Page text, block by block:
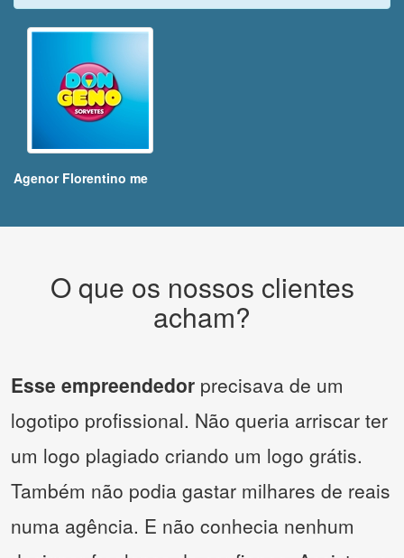
Agenor Florentino me
O que os nossos clientes
acham?
Esse empreendedor precisava de um
logotipo profissional. Não queria arriscar ter
um logo plagiado criando um logo grátis.
Também não podia gastar milhares de reais
numa agência. E não conhecia nenhum